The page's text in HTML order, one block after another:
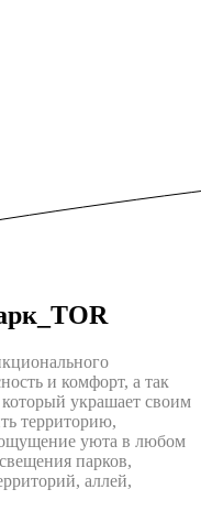
и комфорт, а так
украшает своим
территорию,
ощущение уюта в любом
парков,
аллей,